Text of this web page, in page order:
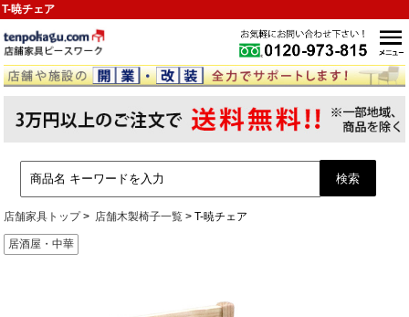
T-暁チェア
店舗家具トップ 店舗木製椅子一覧 T-暁チェア
居酒屋・中華